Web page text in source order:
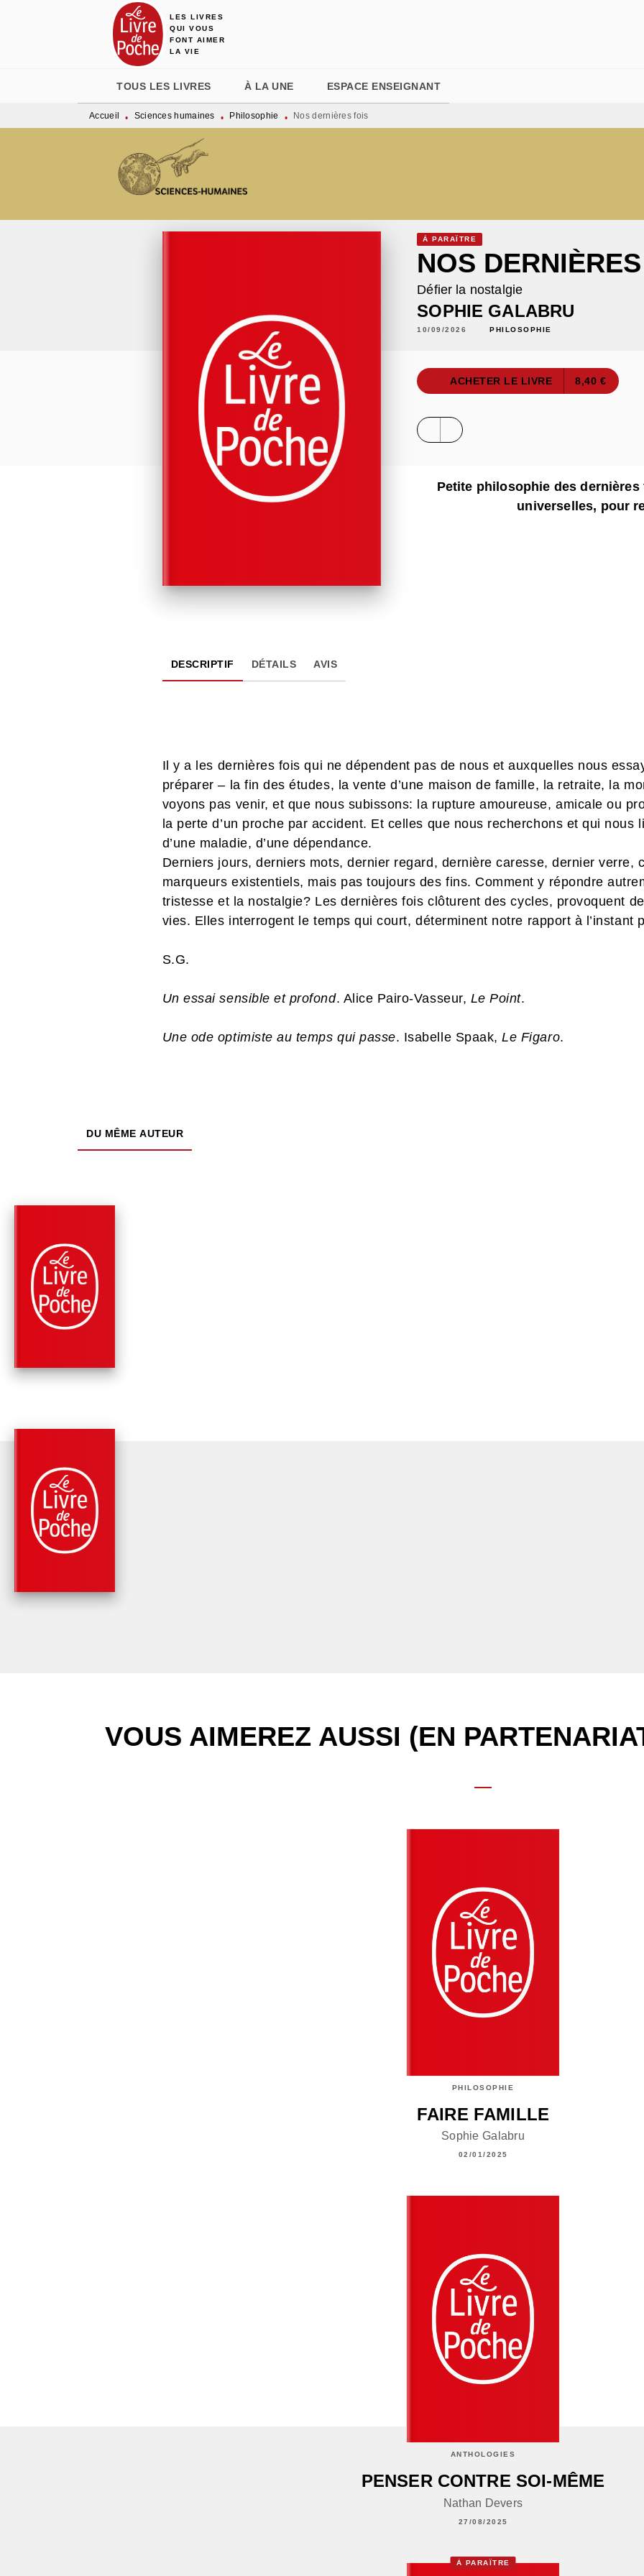
MENU RECHERCHE
LES LIVRES
QUI VOUS
FONT AIMER
LA VIE
TOUS LES LIVRES À LA UNE ESPACE ENSEIGNANT
Accueil • Sciences humaines • Philosophie • Nos dernières fois
À PARAÎTRE
NOS
Défier la nostalgie
SOPHIE GALABRU
10/09/2026 PHILOSOPHIE
ACHETER LE LIVRE 8,40 €
Petite philosophie des
universelles, pour
DESCRIPTIF DÉTAILS AVIS
Il y a les dernières fois qui ne dépendent pas de nous et auxquelles nous
préparer – la fin des études, la vente d’une maison de famille, la retraite, la
voyons pas venir, et que nous subissons: la rupture amoureuse, amicale ou
la perte d’un proche par accident. Et celles que nous recherchons et qui nous
d’une maladie, d’une dépendance.
Derniers jours, derniers mots, dernier regard, dernière caresse, dernier verre,
marqueurs existentiels, mais pas toujours des fins. Comment y répondre
tristesse et la nostalgie? Les dernières fois clôturent des cycles, provoquent
vies. Elles interrogent le temps qui court, déterminent notre rapport à l’instant
S.G.
Un essai sensible et profond. Alice Pairo-Vasseur, Le Point.
Une ode optimiste au temps qui passe. Isabelle Spaak,Le Figaro.
DU MÊME AUTEUR
VOUS AIMEREZ AUSSI (EN
PHILOSOPHIE
FAIRE FAMILLE
Sophie Galabru
02/01/2025
ANTHOLOGIES
PENSER CONTRE SOI-MÊME
Nathan Devers
27/08/2025
À PARAÎTRE